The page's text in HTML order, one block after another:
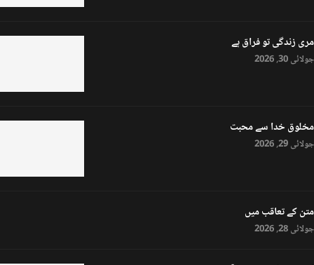
مری زندگی تو فراق ہے
جولائی 30, 2026
مخلوق خدا سے محبت
جولائی 29, 2026
متن کے تعاقب میں
جولائی 28, 2026